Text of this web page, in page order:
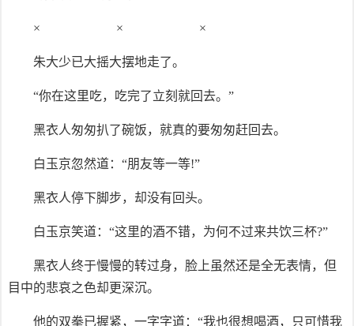
× × ×
朱大少已大摇大摆地走了。
“你在这里吃，吃完了立刻就回去。”
黑衣人匆匆扒了碗饭，就真的要匆匆赶回去。
白玉京忽然道：“朋友等一等!”
黑衣人停下脚步，却没有回头。
白玉京笑道：“这里的酒不错，为何不过来共饮三杯?”
黑衣人终于慢慢的转过身，脸上虽然还是全无表情，但
目中的悲哀之色却更深沉。
他的双拳已握紧，一字字道：“我也很想喝酒，只可惜我